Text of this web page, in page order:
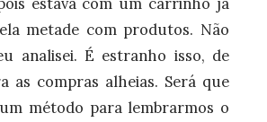
metade com produtos. Não
analisei. É estranho isso, de
as compras alheias. Será que
método para lembrarmos o